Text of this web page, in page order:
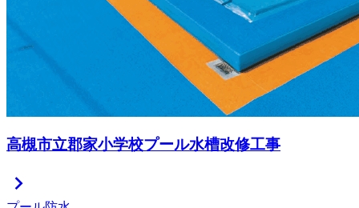
高槻市立郡家小学校プール水槽改修工事
chevron_right